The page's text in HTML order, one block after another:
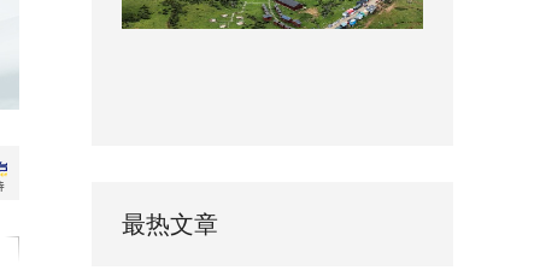
最热文章